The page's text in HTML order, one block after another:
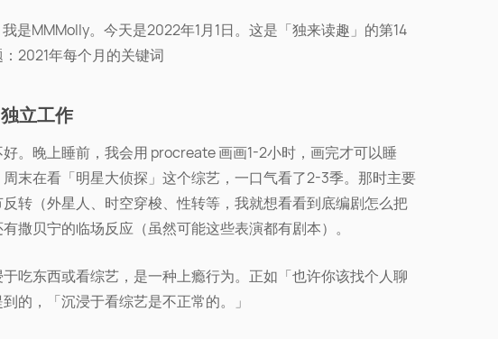
是MMMolly。今天是2022年1月1日。这是「独来读趣」的第14
2021年每个月的关键词
立工作
好。晚上睡前，我会用 procreate 画画1-2小时，画完才可以睡
末在看「明星大侦探」这个综艺，一口气看了2-3季。那时主要
转（外星人、时空穿梭、性转等，我就想看看到底编剧怎么把
撒贝宁的临场反应（虽然可能这些表演都有剧本）。
吃东西或看综艺，是一种上瘾行为。正如「也许你该找个人聊
的，「沉浸于看综艺是不正常的。」